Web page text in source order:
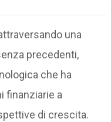
una
precedenti,
che ha
finanziarie a
di crescita.